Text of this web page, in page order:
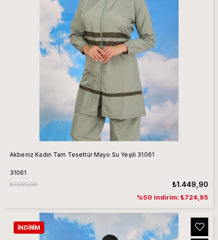
Akbeniz Kadın Tam Tesettür Mayo Su Yeşili 31061
31061
₺1.449,90
₺1.599,90
%50 indirim: ₺724,95
İNDIRIM